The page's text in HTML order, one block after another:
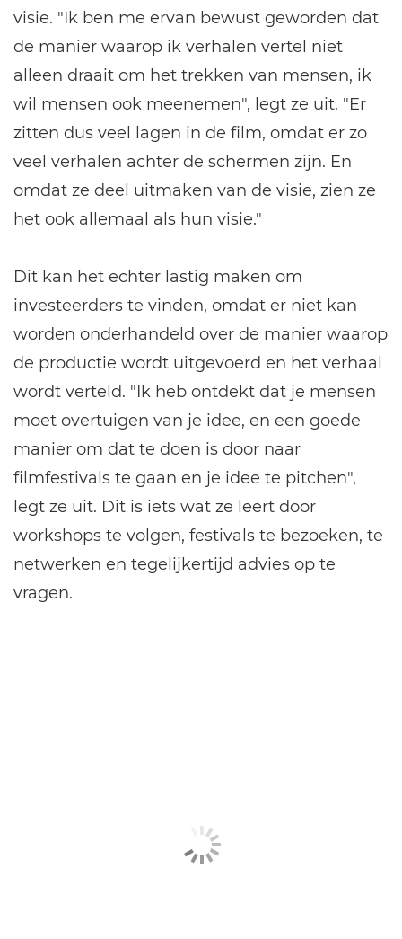
visie. "Ik ben me ervan bewust geworden dat
de manier waarop ik verhalen vertel niet
alleen draait om het trekken van mensen, ik
wil mensen ook meenemen", legt ze uit. "Er
zitten dus veel lagen in de film, omdat er zo
veel verhalen achter de schermen zijn. En
omdat ze deel uitmaken van de visie, zien ze
het ook allemaal als hun visie."
Dit kan het echter lastig maken om
investeerders te vinden, omdat er niet kan
worden onderhandeld over de manier waarop
de productie wordt uitgevoerd en het verhaal
wordt verteld. "Ik heb ontdekt dat je mensen
moet overtuigen van je idee, en een goede
manier om dat te doen is door naar
filmfestivals te gaan en je idee te pitchen",
legt ze uit. Dit is iets wat ze leert door
workshops te volgen, festivals te bezoeken, te
netwerken en tegelijkertijd advies op te
vragen.